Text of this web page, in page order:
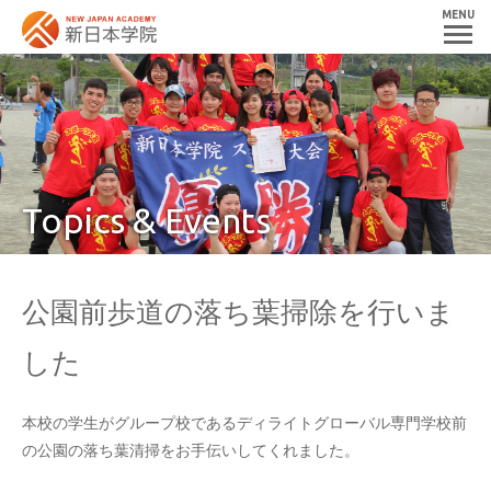
MENU
Topics & Events
公園前歩道の落ち葉掃除を行いま
した
本校の学生がグループ校であるディライトグローバル専門学校前
の公園の落ち葉清掃をお手伝いしてくれました。